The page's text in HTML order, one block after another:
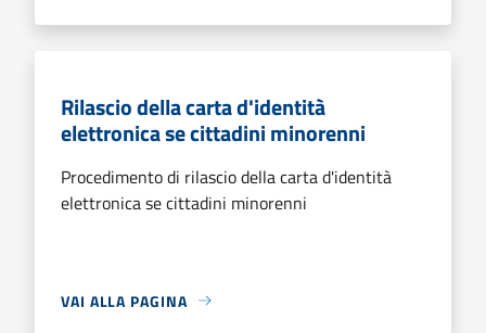
Rilascio della carta d'identità
elettronica se cittadini minorenni
Procedimento di rilascio della carta d'identità
elettronica se cittadini minorenni
VAI ALLA PAGINA